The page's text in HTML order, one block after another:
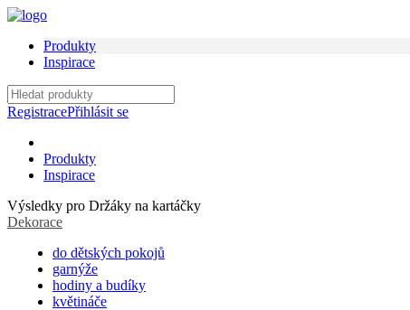
Produkty
Inspirace
RegistracePřihlásit se
Produkty
Inspirace
Výsledky pro Držáky na kartáčky
Dekorace
do dětských pokojů
garnýže
hodiny a budíky
květináče